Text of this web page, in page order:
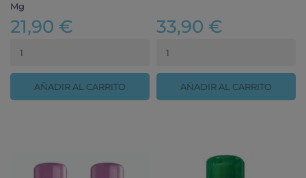
Mg
21,90 €
AÑADIR AL CARRITO
33,90 €
AÑADIR AL CARRITO